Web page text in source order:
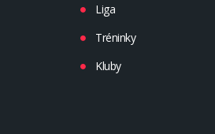
Liga
Tréninky
Kluby